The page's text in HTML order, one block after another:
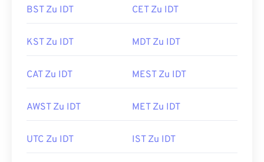
BST Zu IDT CET Zu IDT
KST Zu IDT MDT Zu IDT
CAT Zu IDT MEST Zu IDT
AWST Zu IDT MET Zu IDT
UTC Zu IDT IST Zu IDT